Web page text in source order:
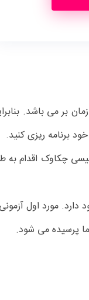
بر می باشد.
برنامه ریزی کنید.
چکاوک
نوع آزمون وجود
پرسیده می شود.